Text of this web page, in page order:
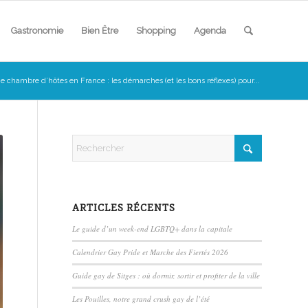
Gastronomie Bien Être Shopping Agenda
chambre d’hôtes en France : les démarches (et les bons réflexes) pour...
ARTICLES RÉCENTS
Le guide d’un week-end LGBTQ+ dans la capitale
Calendrier Gay Pride et Marche des Fiertés 2026
Guide gay de Sitges : où dormir, sortir et profiter de la ville
Les Pouilles, notre grand crush gay de l’été